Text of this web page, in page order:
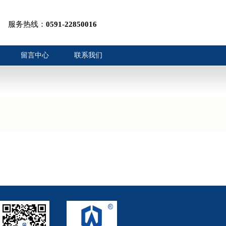
服务热线： 0591-22850016
留言中心 联系我们